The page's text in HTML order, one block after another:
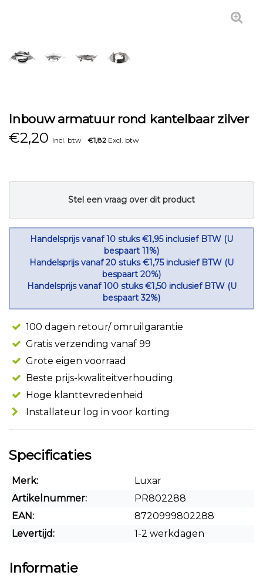
Inbouw armatuur rond kantelbaar zilver
€2,20 Incl. btw €1,82 Excl. btw
Stel een vraag over dit product
Handelsprijs vanaf 10 stuks €1,95 inclusief BTW (U
bespaart 11%)
Handelsprijs vanaf 20 stuks €1,75 inclusief BTW (U
bespaart 20%)
Handelsprijs vanaf 100 stuks €1,50 inclusief BTW (U
bespaart 32%)
100 dagen retour/ omruilgarantie
Gratis verzending vanaf 99
Grote eigen voorraad
Beste prijs-kwaliteitverhouding
Hoge klanttevredenheid
Installateur log in voor korting
Specificaties
Merk:
Luxar
Artikelnummer:
PR802288
EAN:
8720999802288
Levertijd:
1-2 werkdagen
Informatie